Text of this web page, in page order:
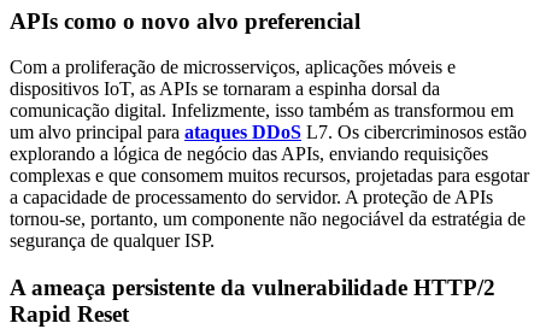
APIs como o novo alvo preferencial
Com a proliferação de microsserviços, aplicações móveis e
dispositivos IoT, as APIs se tornaram a espinha dorsal da
comunicação digital. Infelizmente, isso também as transformou em
um alvo principal para ataques DDoS L7. Os cibercriminosos estão
explorando a lógica de negócio das APIs, enviando requisições
complexas e que consomem muitos recursos, projetadas para esgotar
a capacidade de processamento do servidor. A proteção de APIs
tornou-se, portanto, um componente não negociável da estratégia de
segurança de qualquer ISP.
A ameaça persistente da vulnerabilidade HTTP/2
Rapid Reset